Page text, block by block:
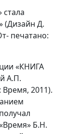
(Дизайн Д.
печатано:
«КНИГА
А.П.
2011).
Б.Н.